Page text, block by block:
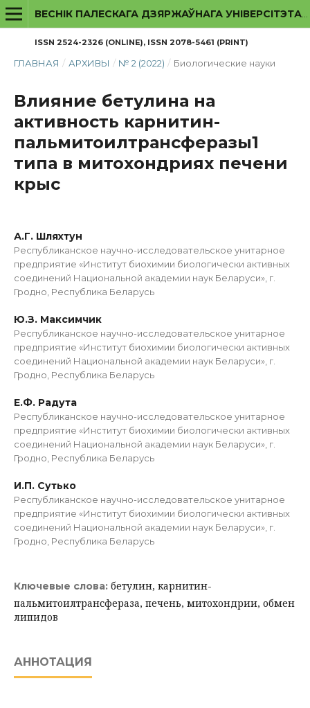
ISSN 2524-2326 (ONLINE), ISSN 2078-5461 (PRINT)
ГЛАВНАЯ / АРХИВЫ / № 2 (2022) / Биологические науки
Влияние бетулина на
активность карнитин-
пальмитоилтрансферазы1
типа в митохондриях печени
крыс
А.Г. Шляхтун
Республиканское научно-исследовательское унитарное
предприятие «Институт биохимии биологически активных
соединений Национальной академии наук Беларуси», г.
Гродно, Республика Беларусь
Ю.З. Максимчик
Республиканское научно-исследовательское унитарное
предприятие «Институт биохимии биологически активных
соединений Национальной академии наук Беларуси», г.
Гродно, Республика Беларусь
Е.Ф. Радута
Республиканское научно-исследовательское унитарное
предприятие «Институт биохимии биологически активных
соединений Национальной академии наук Беларуси», г.
Гродно, Республика Беларусь
И.П. Сутько
Республиканское научно-исследовательское унитарное
предприятие «Институт биохимии биологически активных
соединений Национальной академии наук Беларуси», г.
Гродно, Республика Беларусь
Ключевые слова: бетулин, карнитин-
пальмитоилтрансфераза, печень, митохондрии, обмен
липидов
АННОТАЦИЯ